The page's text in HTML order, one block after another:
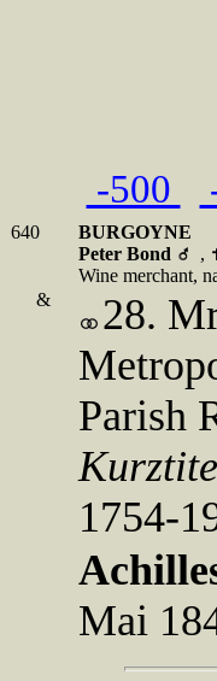
-500
640
BURGOYNE
Peter Bond
,
Wine merchant,
&
28.
Parish
1754-
Mai